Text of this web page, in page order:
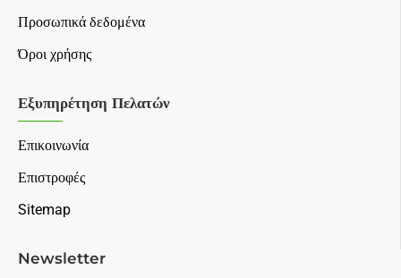
Προσωπικά δεδομένα
Όροι χρήσης
Εξυπηρέτηση Πελατών
Επικοινωνία
Επιστροφές
Sitemap
Newsletter